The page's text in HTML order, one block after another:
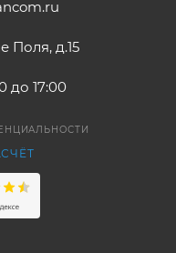
Поля, д.15
до 17:00